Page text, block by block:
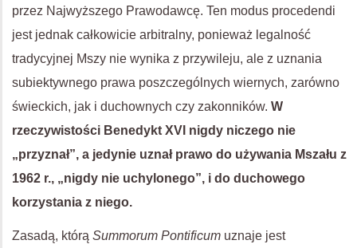
przez Najwyższego Prawodawcę. Ten modus procedendi
jest jednak całkowicie arbitralny, ponieważ legalność
tradycyjnej Mszy nie wynika z przywileju, ale z uznania
subiektywnego prawa poszczególnych wiernych, zarówno
świeckich, jak i duchownych czy zakonników. W
rzeczywistości Benedykt XVI nigdy niczego nie
„przyznał”, a jedynie uznał prawo do używania Mszału z
1962 r., „nigdy nie uchylonego”, i do duchowego
korzystania z niego.
Zasadą, którą Summorum Pontificum uznaje jest